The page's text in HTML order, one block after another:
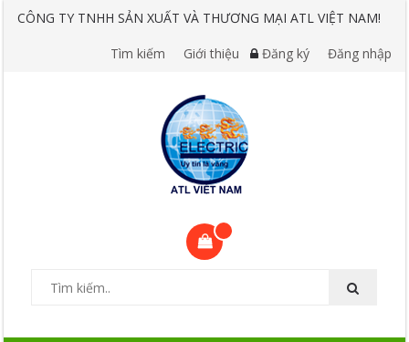
CÔNG TY TNHH SẢN XUẤT VÀ THƯƠNG MẠI ATL VIỆT NAM!
Tìm kiếm Giới thiệu Đăng ký Đăng nhập